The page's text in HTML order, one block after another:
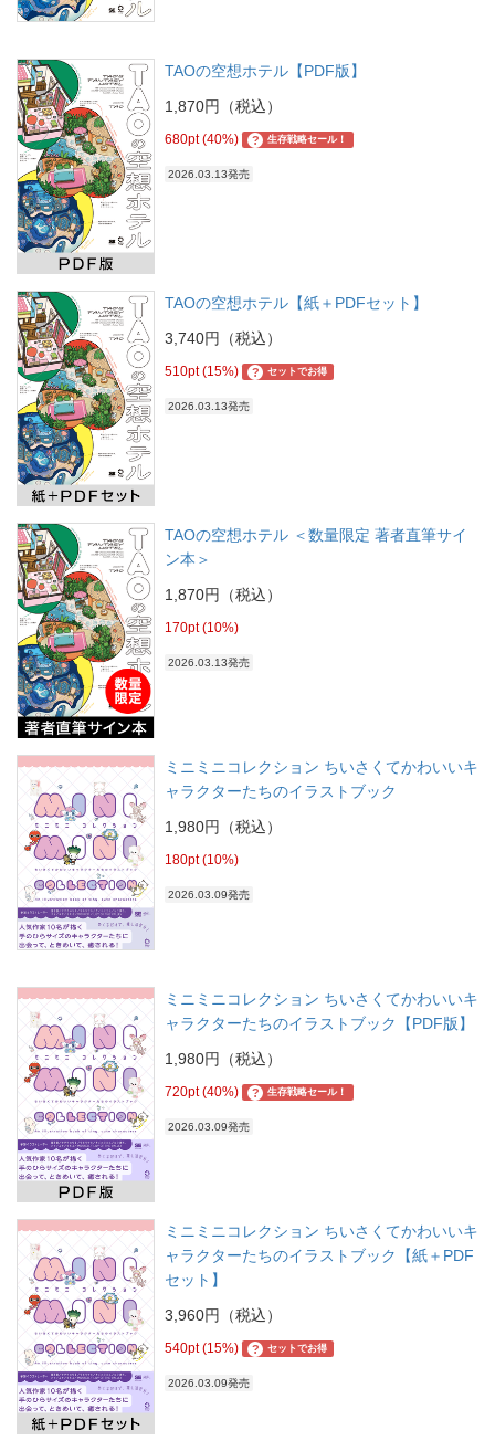
TAOの空想ホテル【PDF版】
1,870円（税込）
680pt (40%) ? 生存戦略セール！
2026.03.13発売
TAOの空想ホテル【紙＋PDFセット】
3,740円（税込）
510pt (15%) ? セットでお得
2026.03.13発売
TAOの空想ホテル ＜数量限定 著者直筆サイ
ン本＞
1,870円（税込）
170pt (10%)
2026.03.13発売
ミニミニコレクション ちいさくてかわいいキ
ャラクターたちのイラストブック
1,980円（税込）
180pt (10%)
2026.03.09発売
ミニミニコレクション ちいさくてかわいいキ
ャラクターたちのイラストブック【PDF版】
1,980円（税込）
720pt (40%) ? 生存戦略セール！
2026.03.09発売
ミニミニコレクション ちいさくてかわいいキ
ャラクターたちのイラストブック【紙＋PDF
セット】
3,960円（税込）
540pt (15%) ? セットでお得
2026.03.09発売